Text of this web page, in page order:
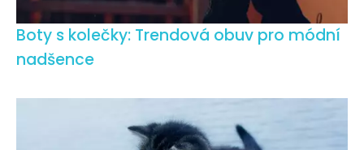
Boty s kolečky: Trendová obuv pro módní
nadšence